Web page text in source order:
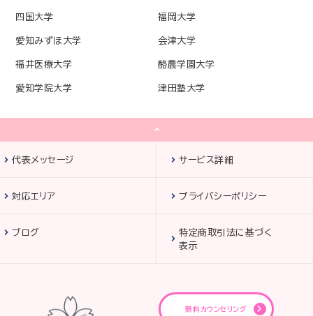
四国大学 福岡大学
愛知みずほ大学 会津大学
福井医療大学 酪農学園大学
愛知学院大学 津田塾大学
代表メッセージ サービス詳細
対応エリア プライバシーポリシー
ブログ
特定商取引法に基づく
表示
無料カウンセリング